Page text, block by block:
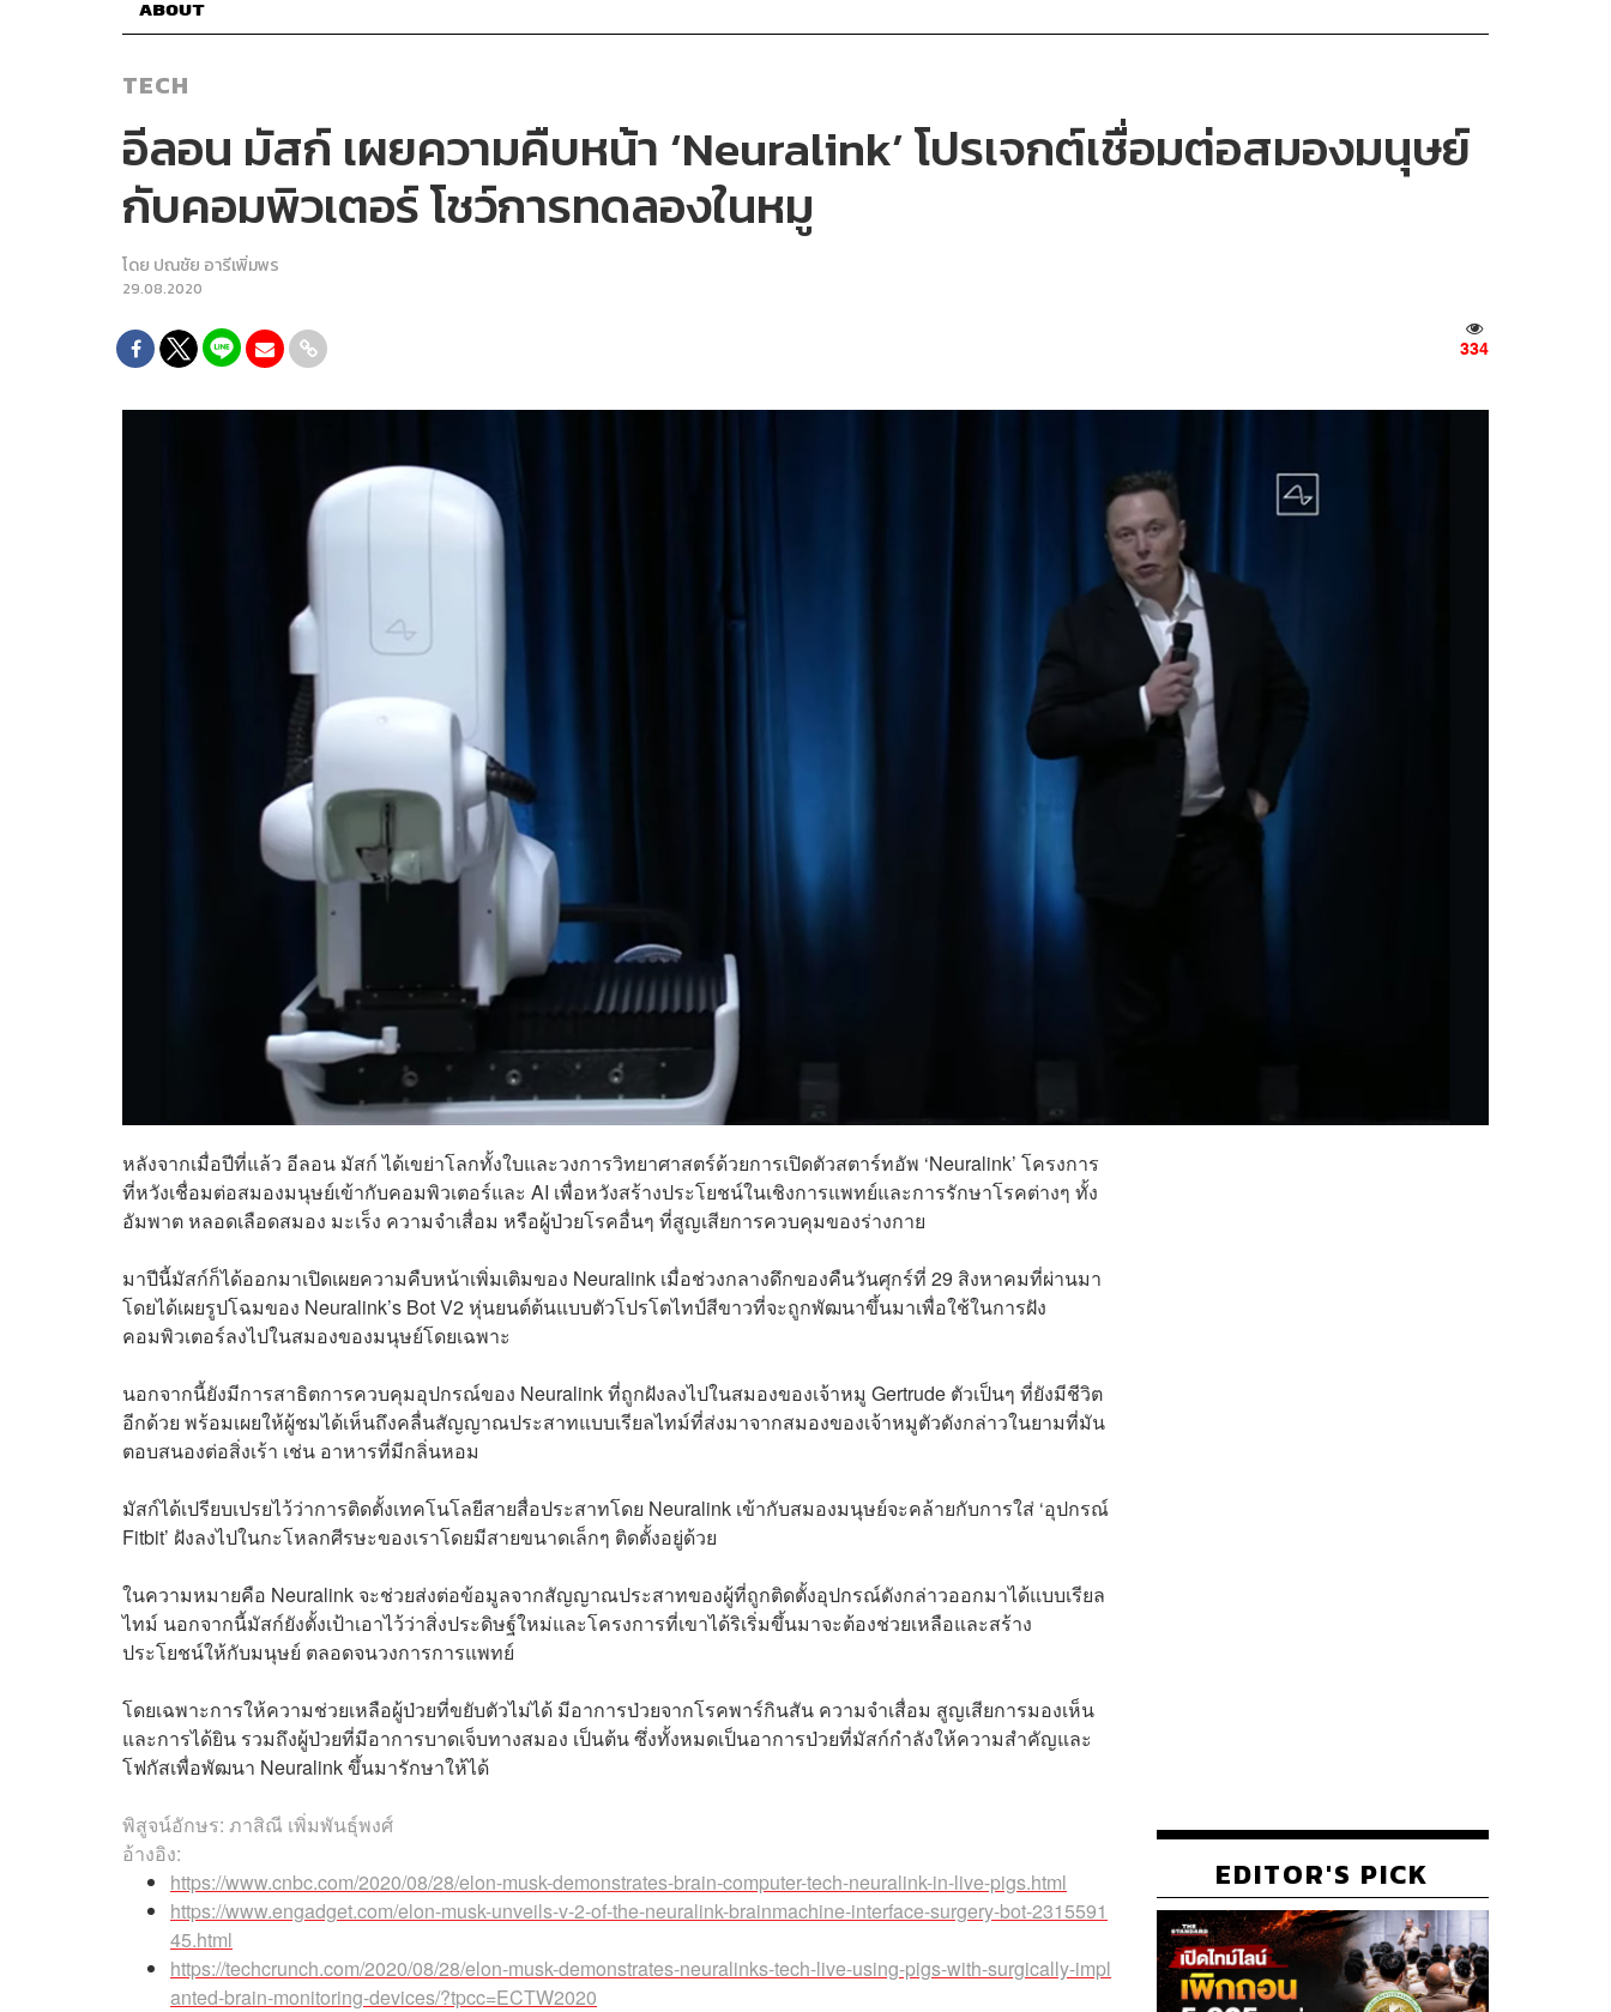
ABOUT
TECH
อีลอน มัสก์ เผยความคืบหน้า ‘Neuralink’ โปรเจกต์เชื่อมต่อสมองมนุษย์
กับคอมพิวเตอร์ โชว์การทดลองในหมู
โดย ปณชัย อารีเพิ่มพร
29.08.2020
334
หลังจากเมื่อปีที่แล้ว อีลอน มัสก์ ได้เขย่าโลกทั้งใบและวงการวิทยาศาสตร์ด้วยการเปิดตัวสตาร์ทอัพ ‘Neuralink’ โครงการ
ที่หวังเชื่อมต่อสมองมนุษย์เข้ากับคอมพิวเตอร์และ AI เพื่อหวังสร้างประโยชน์ในเชิงการแพทย์และการรักษาโรคต่างๆ ทั้ง
อัมพาต หลอดเลือดสมอง มะเร็ง ความจำเสื่อม หรือผู้ป่วยโรคอื่นๆ ที่สูญเสียการควบคุมของร่างกาย
มาปีนี้มัสก์ก็ได้ออกมาเปิดเผยความคืบหน้าเพิ่มเติมของ Neuralink เมื่อช่วงกลางดึกของคืนวันศุกร์ที่ 29 สิงหาคมที่ผ่านมา
โดยได้เผยรูปโฉมของ Neuralink’s Bot V2 หุ่นยนต์ต้นแบบตัวโปรโตไทป์สีขาวที่จะถูกพัฒนาขึ้นมาเพื่อใช้ในการฝัง
คอมพิวเตอร์ลงไปในสมองของมนุษย์โดยเฉพาะ
นอกจากนี้ยังมีการสาธิตการควบคุมอุปกรณ์ของ Neuralink ที่ถูกฝังลงไปในสมองของเจ้าหมู Gertrude ตัวเป็นๆ ที่ยังมีชีวิต
อีกด้วย พร้อมเผยให้ผู้ชมได้เห็นถึงคลื่นสัญญาณประสาทแบบเรียลไทม์ที่ส่งมาจากสมองของเจ้าหมูตัวดังกล่าวในยามที่มัน
ตอบสนองต่อสิ่งเร้า เช่น อาหารที่มีกลิ่นหอม
มัสก์ได้เปรียบเปรยไว้ว่าการติดตั้งเทคโนโลยีสายสื่อประสาทโดย Neuralink เข้ากับสมองมนุษย์จะคล้ายกับการใส่ ‘อุปกรณ์
Fitbit’ ฝังลงไปในกะโหลกศีรษะของเราโดยมีสายขนาดเล็กๆ ติดตั้งอยู่ด้วย
ในความหมายคือ Neuralink จะช่วยส่งต่อข้อมูลจากสัญญาณประสาทของผู้ที่ถูกติดตั้งอุปกรณ์ดังกล่าวออกมาได้แบบเรียล
ไทม์ นอกจากนี้มัสก์ยังตั้งเป้าเอาไว้ว่าสิ่งประดิษฐ์ใหม่และโครงการที่เขาได้ริเริ่มขึ้นมาจะต้องช่วยเหลือและสร้าง
ประโยชน์ให้กับมนุษย์ ตลอดจนวงการการแพทย์
โดยเฉพาะการให้ความช่วยเหลือผู้ป่วยที่ขยับตัวไม่ได้ มีอาการป่วยจากโรคพาร์กินสัน ความจำเสื่อม สูญเสียการมองเห็น
และการได้ยิน รวมถึงผู้ป่วยที่มีอาการบาดเจ็บทางสมอง เป็นต้น ซึ่งทั้งหมดเป็นอาการป่วยที่มัสก์กำลังให้ความสำคัญและ
โฟกัสเพื่อพัฒนา Neuralink ขึ้นมารักษาให้ได้
พิสูจน์อักษร: ภาสิณี เพิ่มพันธุ์พงศ์
อ้างอิง:
https://www.cnbc.com/2020/08/28/elon-musk-demonstrates-brain-computer-tech-neuralink-in-live-pigs.html
https://www.engadget.com/elon-musk-unveils-v-2-of-the-neuralink-brainmachine-interface-surgery-bot-2315591
45.html
https://techcrunch.com/2020/08/28/elon-musk-demonstrates-neuralinks-tech-live-using-pigs-with-surgically-impl
anted-brain-monitoring-devices/?tpcc=ECTW2020
EDITOR'S PICK